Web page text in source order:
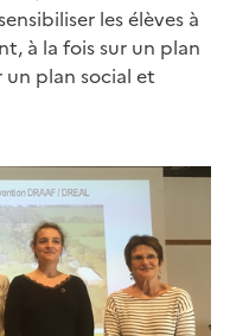
les élèves à
à la fois sur un plan
plan social et